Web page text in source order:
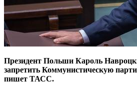
Президент Польши Кароль
запретить Коммунистическую
пишет ТАСС.